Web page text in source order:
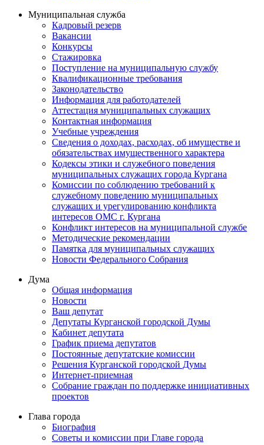
Муниципальная служба
Кадровый резерв
Вакансии
Конкурсы
Стажировка
Поступление на муниципальную службу
Квалификационные требования
Законодательство
Информация для работодателей
Аттестация муниципальных служащих
Контактная информация
Учебные учреждения
Сведения о доходах, расходах, об имуществе и
обязательствах имущественного характера
Кодексы этики и служебного поведения
муниципальных служащих города Кургана
Комиссии по соблюдению требований к
служебному поведению муниципальных
служащих и урегулированию конфликта
интересов ОМС г. Кургана
Конфликт интересов на муниципальной службе
Методические рекомендации
Памятка для муниципальных служащих
Новости Федерального Cобрания
Дума
Общая информация
Новости
Ваш депутат
Депутаты Курганской городской Думы
Кабинет депутата
График приема депутатов
Постоянные депутатские комиссии
Решения Курганской городской Думы
Интернет-приемная
Собрание граждан по поддержке инициативных
проектов
Глава города
Биография
Советы и комиссии при Главе города